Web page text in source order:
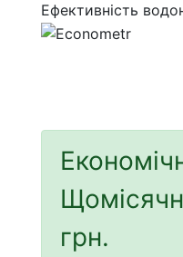
Ефективність
грн.